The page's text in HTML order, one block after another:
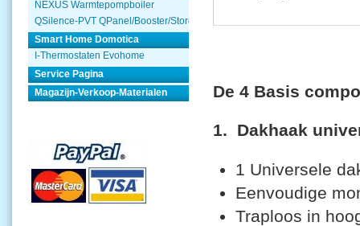
NEXUS Warmtepompboiler
QSilence-PVT QPanel/Booster/Store
Smart Home Domotica
I-Thermostaten Evohome
Service Pagina
Magazijn-Verkoop-Materialen
De 4 Basis
1. Dakhaak
1 Universele
Eenvoudige
Traploos in